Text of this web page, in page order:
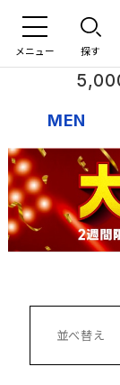
メニュー 探す
MEN